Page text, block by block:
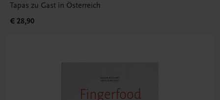
Tapas zu Gast in Österreich
€ 28,90